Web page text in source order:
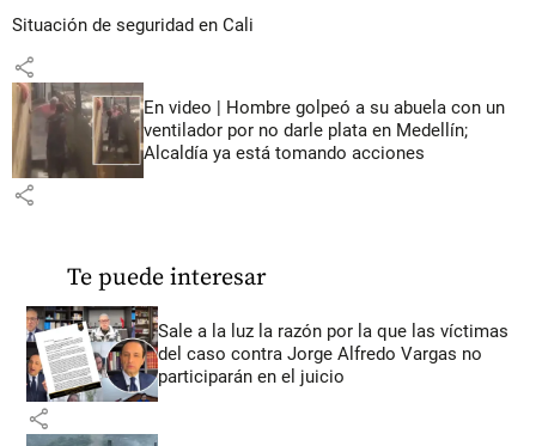
Situación de seguridad en Cali
share
En video | Hombre golpeó a su abuela con un
ventilador por no darle plata en Medellín;
Alcaldía ya está tomando acciones
share
Te puede interesar
Sale a la luz la razón por la que las víctimas
del caso contra Jorge Alfredo Vargas no
participarán en el juicio
share